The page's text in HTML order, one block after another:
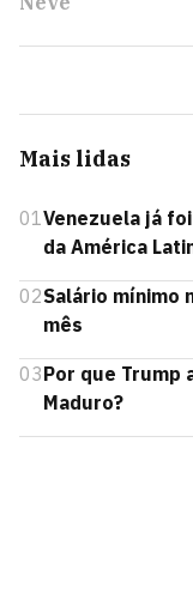
Mais lidas
01Venezuela já
da América
02Salário mínimo
mês
03Por que Trump
Maduro?